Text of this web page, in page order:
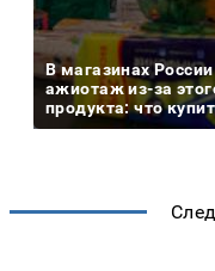
В магазинах России
ажиотаж из-за
продукта: что